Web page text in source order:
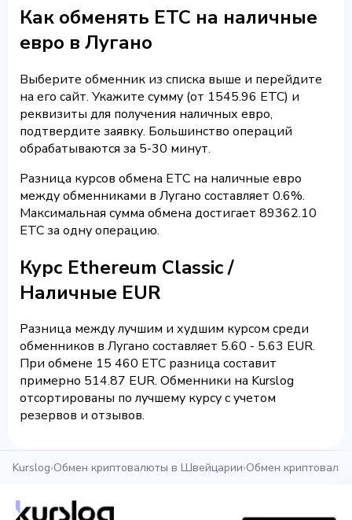
Как обменять ETC на наличные
евро в Лугано
Выберите обменник из списка выше и перейдите
на его сайт. Укажите сумму (от 1545.96 ETC) и
реквизиты для получения наличных евро,
подтвердите заявку. Большинство операций
обрабатываются за 5-30 минут.
Разница курсов обмена ETC на наличные евро
между обменниками в Лугано составляет 0.6%.
Максимальная сумма обмена достигает 89362.10
ETC за одну операцию.
Курс Ethereum Classic /
Наличные EUR
Разница между лучшим и худшим курсом среди
обменников в Лугано составляет 5.60 - 5.63 EUR.
При обмене 15 460 ETC разница составит
примерно 514.87 EUR. Обменники на Kurslog
отсортированы по лучшему курсу с учетом
резервов и отзывов.
Kurslog›Обмен криптовалюты в Швейцарии›Обмен